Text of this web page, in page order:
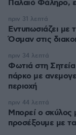
Παλαιό Φάληρο,
Εντυπωσιάζει με
Όσμαν στις
πριν 31 λεπτά
Φωτιά στη
πάρκο με
περιοχή
πριν 34 λεπτά
Μπορεί ο σκύλος
προσέξουμε με
πριν 44 λεπτά